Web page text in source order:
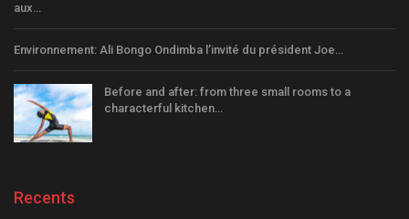
aux…
Environnement: Ali Bongo Ondimba l’invité du président Joe…
Before and after: from three small rooms to a
characterful kitchen…
Recents